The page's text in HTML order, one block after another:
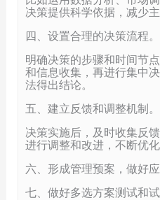
决策提供科学依据，减少
四、设置合理的决策流程。
明确决策的步骤和时间节
和信息收集，再进行集中
法得出结论。
五、建立反馈和调整机制。
决策实施后，及时收集反
进行调整和改进，不断优
六、形成管理预案，做好应
七、做好多选方案测试和试